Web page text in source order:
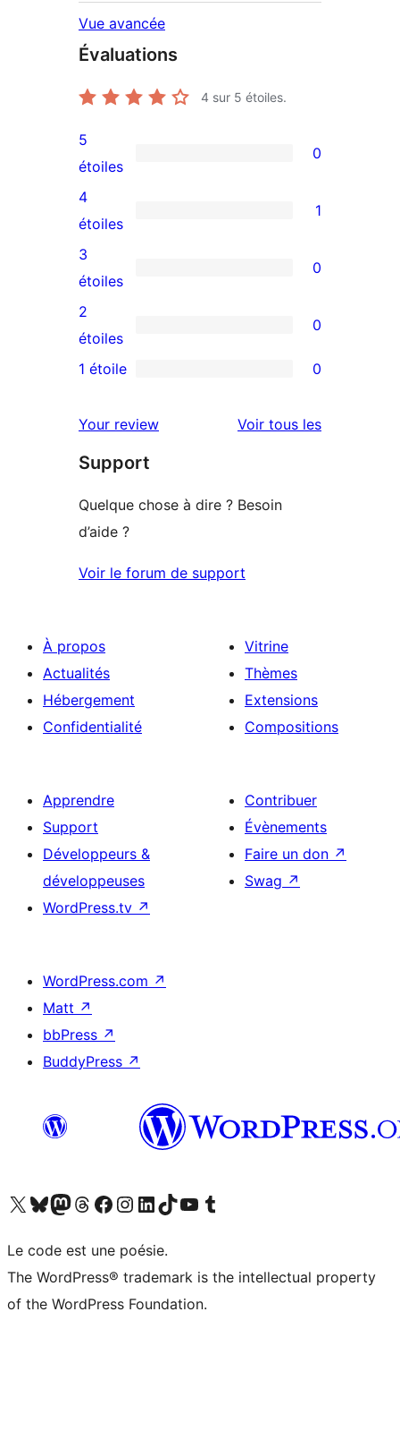
Vue avancée
Évaluations
4 sur 5 étoiles.
0
avis
à
5
étoile
5
étoiles
0
1
avis
à
4
étoile
4
étoiles
1
0
avis
à
3
3
étoiles
0
0
avis
2
2
étoiles
0
à
1
1 étoile 0
Your review Voir tous lesavis
Support
Quelque chose à dire ? Besoin
d’aide ?
Voir le forum de support
À propos
Actualités
Hébergement
Confidentialité
Vitrine
Thèmes
Extensions
Compositions
Apprendre
Support
Développeurs &
développeuses
WordPress.tv ↗
Contribuer
Évènements
Faire un don ↗
Swag ↗
WordPress.com ↗
Matt ↗
bbPress ↗
BuddyPress ↗
Visitez notre compte X (précédemment Twitter)
Visiter notre compte Bluesky
Visiter notre compte Mastodon
Visiter notre compte Threads
Consulter notre compte Facebook
Consulter notre compte Instagram
Consulter notre compte LinkedIn
Visiter notre compte TokTok
Visiter notre chaîne YouTube
Visiter notre compte Tumblr
Le code est une poésie.
The WordPress® trademark is the intellectual property
of the WordPress Foundation.